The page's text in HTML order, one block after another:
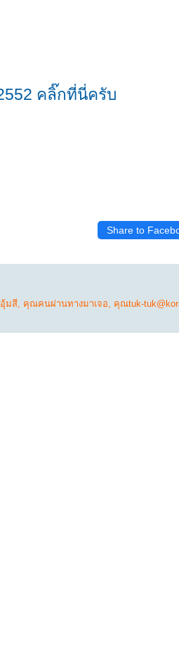
คลิ๊กที่นี่ครับ
Share to
มสี, คุณคนผ่านทางมาเจอ, คุณtuk-